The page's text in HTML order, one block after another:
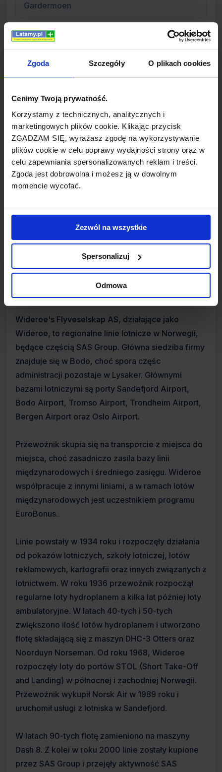
Zgoda Szczegóły O plikach cookies
Cenimy Twoją prywatność.
Korzystamy z technicznych, analitycznych i
marketingowych plików cookie. Klikając przycisk
ZGADZAM SIĘ, wyrażasz zgodę na wykorzystywanie
plików cookie w celu poprawy wydajności strony oraz w
celu zapewniania spersonalizowanych reklam i treści.
Zgoda jest dobrowolna i możesz ją w dowolnym
momencie wycofać.
Zezwól na wszystkie
Spersonalizuj
Odmowa
Gardermoen
Siedziba
Bodo, Norwegia
EuroBonus
Flota
Bombardier Dash 8-100, Bombardier Dash 8-
300, Bombardier Dash 8 Q400 NextGen
Typ linii
linie regularne
Informacje o linii Wideroe
Wideroe's Flyveselskap AS, działające jako
Wideroe, to regionalne linie lotnicze w Norwegii,
będące częścią SAS Group. Główna siedziba firmy
znajduje się w Bodo, choć spora częśc
administracji pozostaje w Lysaker. Głównymi
bazami lotniczymi są porty Sandefjord Airport,
Bodo Airport, Tromso Airport, Trondheim Airport,
Bergen Airport oraz Oslo Airport.
Przewoźnik skupia się na transporcie z miejsca do
miejsca, choć zasadniczo zasila bazy linii
międzynarodowych i średniego zasięgu. Wideroe
współpracuje z innymi liniami, a w ramach lotów
międzynarodowych jest uczestnikiem programu
EuroBonus..
Linie powstały w 1934 roku i rozpoczęły działania
od pokazów lotniczych, szkoły lotniczej, lotów
reklamowych, kartografii oraz innych związanych z
lotnictwem. W roku 1936 przewoźnik rozpoczął
regularne loty hydroplanem a kilka lat później loty
ambulatoryjne. W latach 40-tych i 50-tych
zwiększono ilość lotów hydroplanem i utworzono
flotę składającą się z maszyn DHC-3 Otters oraz
Noorduyn Norseman. Od roku 1968, Wideroe
rozpoczęły loty do portów STOL (Short Take-Off
and Landing) w północnej i zachodniej Norwegii.
Przewoźnik wykupił Norsk Air w 1989 roku i
uruchomił usługi z lotniska w Sandefjord.
W latach 90-tych flotę zamieniono na maszyny
Dash 8. Z kolei w roku 2000 linie zostały kupione
przez SAS Group i przejęły aktywność SAS